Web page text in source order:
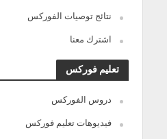
نتائج توصيات الفوركس
اشترك معنا
تعليم فوركس
دروس الفوركس
فيديوهات تعليم فوركس